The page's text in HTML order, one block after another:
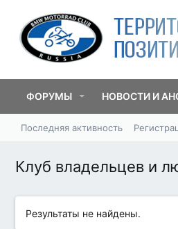
ФОРУМЫ НОВОСТИ И
Последняя активность
Клуб владельцев и
Результаты не найдены.